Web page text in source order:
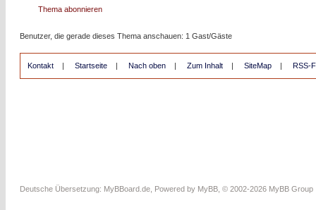
Thema abonnieren
Benutzer, die gerade dieses Thema anschauen: 1 Gast/Gäste
Kontakt | Startseite | Nach oben | Zum Inhalt | SiteMap | RSS-
Deutsche Übersetzung: MyBBoard.de , Powered by MyBB , © 2002-2026 MyBB Group